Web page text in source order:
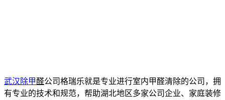
武汉除甲醛公司格瑞乐就是专业进行室内甲醛清除的公司，拥
有专业的技术和规范，帮助湖北地区多家公司企业、家庭装修